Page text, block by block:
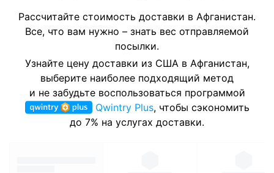
Рассчитайте стоимость доставки в Афганистан.
Все, что вам нужно – знать вес отправляемой
посылки.
Узнайте цену доставки из США в Афганистан,
выберите наиболее подходящий метод
и не забудьте воспользоваться программой
Qwintry Plus, чтобы сэкономить
до 7% на услугах доставки.